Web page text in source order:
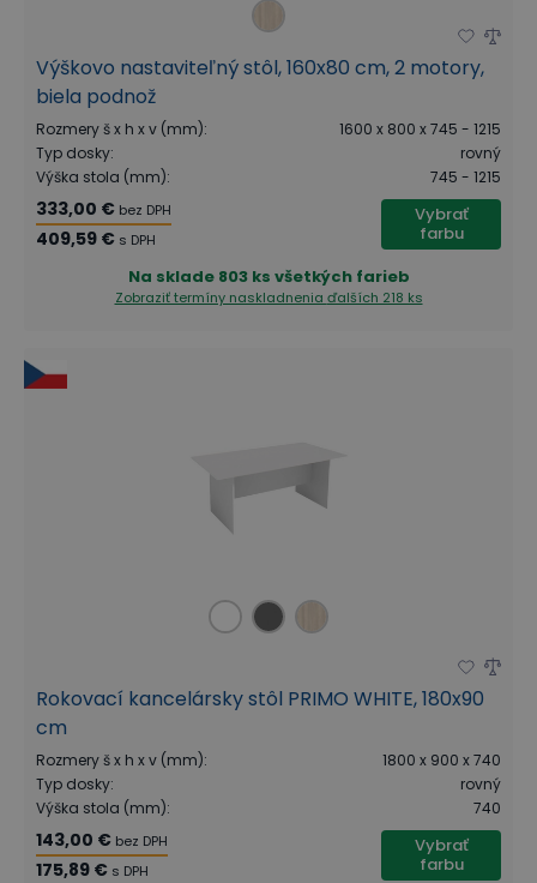
Výškovo nastaviteľný stôl, 160x80 cm, 2 motory,
biela podnož
Rozmery š x h x v (mm):
1600 x 800 x 745 - 1215
Typ dosky:
rovný
Výška stola (mm): 745 - 1215
333,00 € bez DPH
409,59 € s DPH
Vybrať
farbu
Na sklade 803 ks všetkých farieb
Zobraziť termíny naskladnenia ďalších 218 ks
Rokovací kancelársky stôl PRIMO WHITE, 180x90
cm
Rozmery š x h x v (mm):
1800 x 900 x 740
Typ dosky:
rovný
Výška stola (mm): 740
143,00 € bez DPH
175,89 € s DPH
Vybrať
farbu